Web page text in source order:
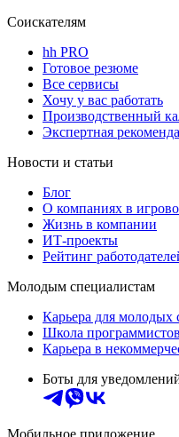
Соискателям
hh PRO
Готовое резюме
Все сервисы
Хочу у вас работать
Производственный
Экспертная
Новости и статьи
Блог
О компаниях в
Жизнь в компании
ИТ-проекты
Рейтинг
Молодым специалистам
Карьера для молодых
Школа программистов
Карьера в
Боты для
Мобильное приложение